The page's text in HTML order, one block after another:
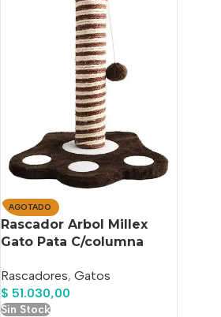
AGOTADO
Rascador Arbol Millex
Gato Pata C/columna
Rascadores, Gatos
$ 51.030,00
Sin Stock